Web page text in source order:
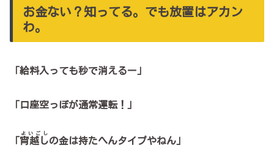
お金ない？知ってる。でも放置はアカン
わ。
「給料入っても秒で消えるー」
「口座空っぽが通常運転！」
「宵越し
よいごし
の金は持たへんタイプやねん」